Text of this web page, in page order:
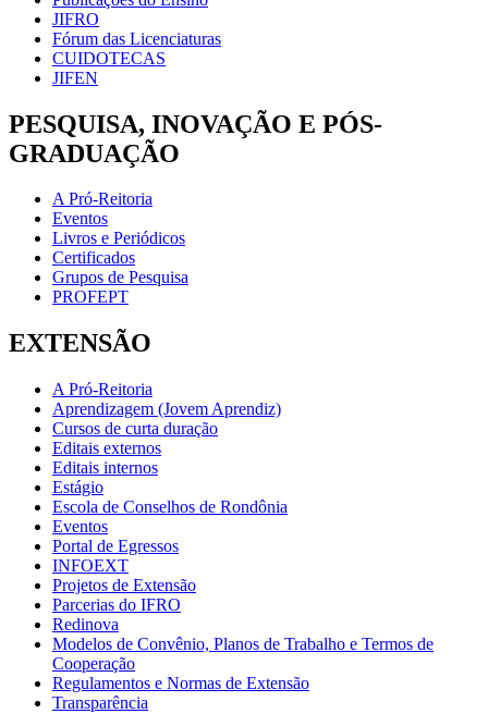
JIFRO
Fórum das Licenciaturas
CUIDOTECAS
JIFEN
PESQUISA, INOVAÇÃO E PÓS-
GRADUAÇÃO
A Pró-Reitoria
Eventos
Livros e Periódicos
Certificados
Grupos de Pesquisa
PROFEPT
EXTENSÃO
A Pró-Reitoria
Aprendizagem (Jovem Aprendiz)
Cursos de curta duração
Editais externos
Editais internos
Estágio
Escola de Conselhos de Rondônia
Eventos
Portal de Egressos
INFOEXT
Projetos de Extensão
Parcerias do IFRO
Redinova
Modelos de Convênio, Planos de Trabalho e Termos de
Cooperação
Regulamentos e Normas de Extensão
Transparência